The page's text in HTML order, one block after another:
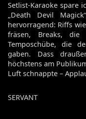
Setlist-Karaoke spare
„Death Devil
hervorragend: Riffs
fräsen, Breaks,
Temposchübe, die
gaben. Dass
höchstens am
Luft schnappte –
SERVANT